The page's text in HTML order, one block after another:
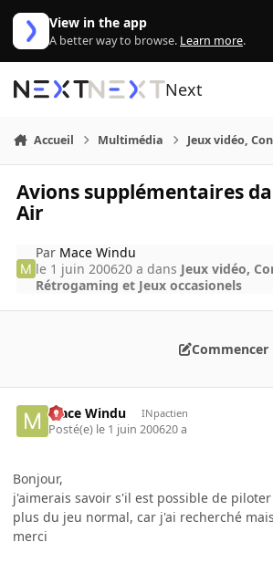
Aller au contenu
View in the app
A better way to browse. Learn more.
Next
Accueil Multimédia Jeux vidéo,
Avions supplémentaires
Air
Par Mace Windu
le 1 juin 200620 a dans Jeux vidéo,
Rétrogaming et Jeux occasionels
Mace Windu INpactien
Posté(e) le 1 juin 200620 a
Bonjour,
j'aimerais savoir s'il est possible de
plus du jeu normal, car j'ai recherché
merci